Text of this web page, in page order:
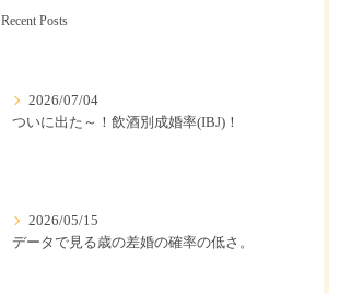
Recent Posts
2026/07/04
ついに出た～！飲酒別成婚率(IBJ)！
2026/05/15
データで見る歳の差婚の確率の低さ。